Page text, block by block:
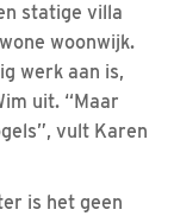
statige villa
woonwijk.
werk aan is,
uit. “Maar
vult Karen
is het geen